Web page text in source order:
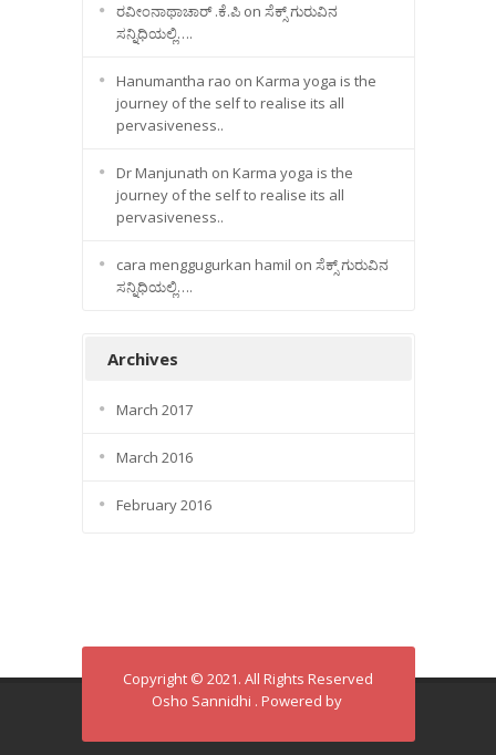
ರವೀಂನಾಥಾಚಾರ್ .ಕೆ.ಪಿon ಸೆಕ್ಸ್ ಗುರುವಿನ
ಸನ್ನಿಧಿಯಲ್ಲಿ….
Hanumantha rao on Karma yoga is the
journey of the self to realise its all
pervasiveness..
Dr Manjunath on Karma yoga is the
journey of the self to realise its all
pervasiveness..
cara menggugurkan hamil on ಸೆಕ್ಸ್ ಗುರುವಿನ
ಸನ್ನಿಧಿಯಲ್ಲಿ….
Archives
March 2017
March 2016
February 2016
Copyright © 2021. All Rights Reserved
Osho Sannidhi . Powered by